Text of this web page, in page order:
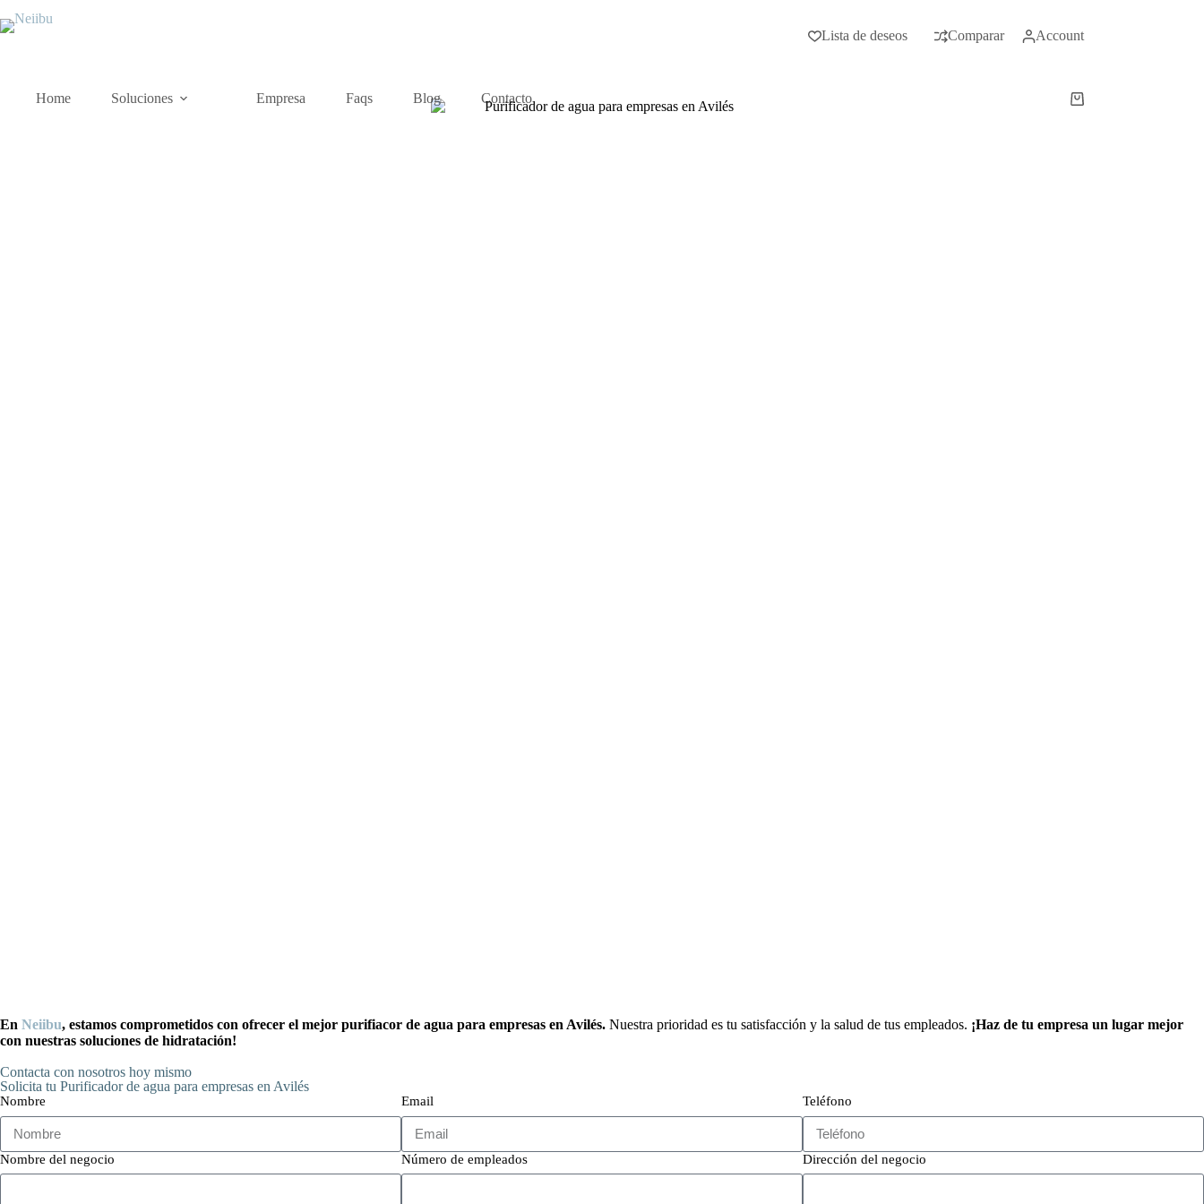
Lista de deseos Comparar Account
Home Soluciones Empresa Faqs Blog Contacto
En Neiibu, estamos comprometidos con ofrecer el mejor purifiacor de agua para empresas enAvilés. Nuestra prioridad es tu satisfacción y la salud de tus empleados. ¡Haz de tu empresa un lugar mejor
con nuestras soluciones de hidratación!
Contacta con nosotros hoy mismo
Solicita tu Purificador de agua para empresas en Avilés
Nombre Email Teléfono
Nombre del negocio Número de empleados Dirección del negocio